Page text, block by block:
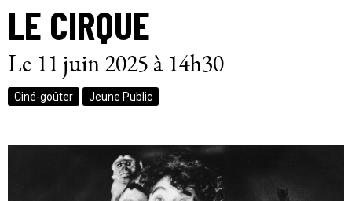
Les articles
LE CIRQUE
Le 11 juin 2025 à 14h30
Ciné-goûter Jeune Public